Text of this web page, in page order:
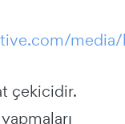
çekicidir.